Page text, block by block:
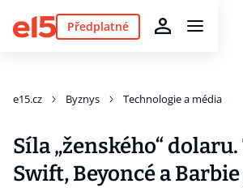
Předplatné
e15.cz Byznys Technologie a média
Síla „ženského“
Swift, Beyoncé a